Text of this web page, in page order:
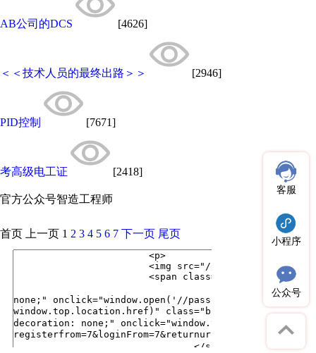
AB公司的DCS [4626]
＜＜技术人员的最终出路＞＞ [2946]
PID控制 [7671]
考高级电工证 [2418]
官方公众号智造工程师
客服
小程序
公众号
首页 上一页 1 2 3 4 5 6 7 下一页 尾页